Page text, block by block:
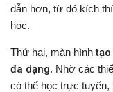
dẫn hơn, từ đó kích
học.
Thứ hai, màn hình
đa dạng. Nhờ các
có thể học trực tuyến,